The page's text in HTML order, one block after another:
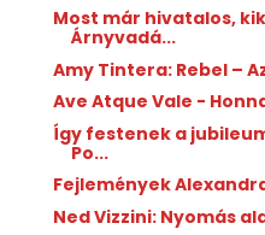
Most már hivatalos,
Árnyvadá...
Amy Tintera: Rebel ​–
Ave Atque Vale -
Így festenek a
Po...
Fejlemények
Ned Vizzini: Nyomás